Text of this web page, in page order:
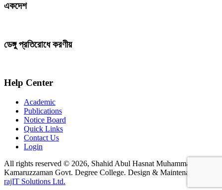
একদেশ
ডেঙ্গু প্রতিরোধে করণীয়
Help Center
Academic
Publications
Notice Board
Quick Links
Contact Us
Login
All rights reserved © 2026, Shahid Abul Hasnat Muhammad
Kamaruzzaman Govt. Degree College. Design & Maintenance by
rajIT Solutions Ltd.